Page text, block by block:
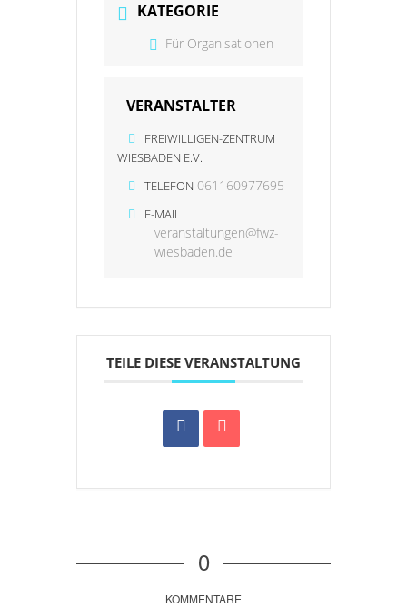
KATEGORIE
Für Organisationen
VERANSTALTER
FREIWILLIGEN-ZENTRUM
WIESBADEN E.V.
TELEFON 061160977695
E-MAIL
veranstaltungen@fwz-
wiesbaden.de
TEILE DIESE VERANSTALTUNG
0
KOMMENTARE